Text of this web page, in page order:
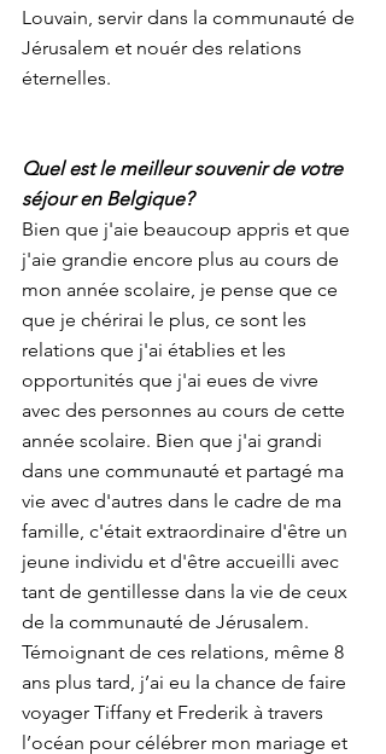
Louvain, servir dans la communauté de
Jérusalem et nouér des relations
éternelles.
Quel est le meilleur souvenir de votre
séjour en Belgique?
Bien que j'aie beaucoup appris et que
j'aie grandie encore plus au cours de
mon année scolaire, je pense que ce
que je chérirai le plus, ce sont les
relations que j'ai établies et les
opportunités que j'ai eues de vivre
avec des personnes au cours de cette
année scolaire. Bien que j'ai grandi
dans une communauté et partagé ma
vie avec d'autres dans le cadre de ma
famille, c'était extraordinaire d'être un
jeune individu et d'être accueilli avec
tant de gentillesse dans la vie de ceux
de la communauté de Jérusalem.
Témoignant de ces relations, même 8
ans plus tard, j’ai eu la chance de faire
voyager Tiffany et Frederik à travers
l’océan pour célébrer mon mariage et